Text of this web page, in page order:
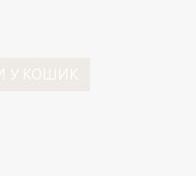
У КОШИК